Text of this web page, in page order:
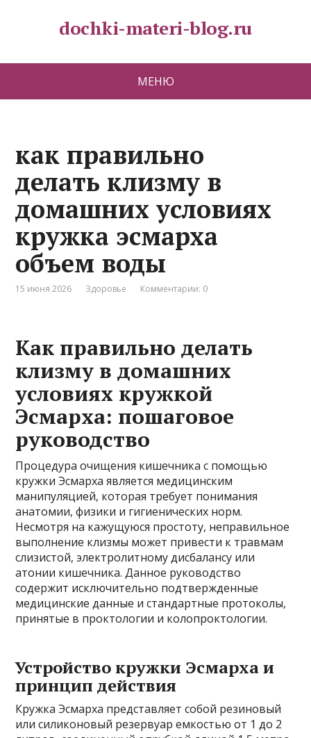
dochki-materi-blog.ru
МЕНЮ
как правильно
делать клизму в
домашних условиях
кружка эсмарха
объем воды
15 июня 2026 Здоровье Комментарии: 0
Как правильно делать
клизму в домашних
условиях кружкой
Эсмарха: пошаговое
руководство
Процедура очищения кишечника с помощью
кружки Эсмарха является медицинским
манипуляцией, которая требует понимания
анатомии, физики и гигиенических норм.
Несмотря на кажущуюся простоту, неправильное
выполнение клизмы может привести к травмам
слизистой, электролитному дисбалансу или
атонии кишечника. Данное руководство
содержит исключительно подтвержденные
медицинские данные и стандартные протоколы,
принятые в проктологии и колопроктологии.
Устройство кружки Эсмарха и
принцип действия
Кружка Эсмарха представляет собой резиновый
или силиконовый резервуар емкостью от 1 до 2